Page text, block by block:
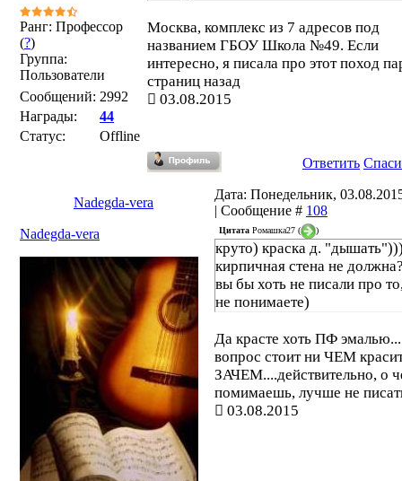
Ранг: Профессор
(?)
Группа:
Пользователи
Сообщений: 2992
Награды:
44
Статус:
Offline
Москва, комплекс из 7 адресов под
названием ГБОУ Школа №49. Если
интересно, я писала про этот поход
страниц назад
03.08.2015
Ответить
Nadegda-vera
Дата: Понедельник,
| Сообщение # 108
Nadegda-vera
Цитата Ромашка27 ( )
круто) краска д.
кирпичная стена не
вы бы хоть не писали про
не понимаете)
Да красте хоть ПФ эмалью...
вопрос стоит ни ЧЕМ
ЗАЧЕМ....действительно, о
помимаешь, лучше не
03.08.2015